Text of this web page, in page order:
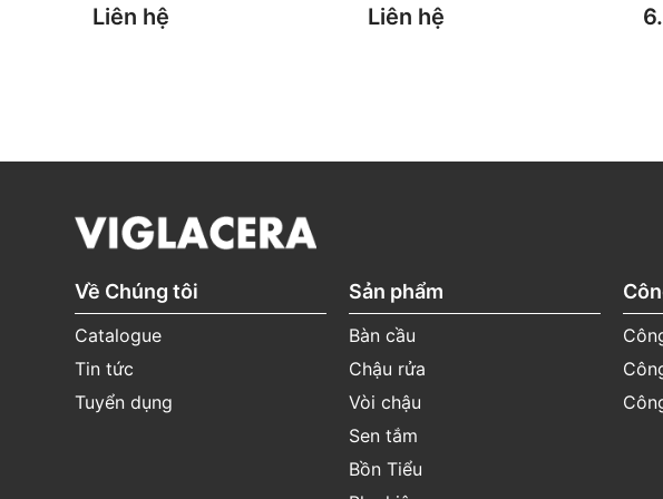
Linh kiện (Đai ốc,
*Quét mã QR trên sản phẩm để theo dõi thông tin thời gian bảo
Liên hệ Liên hệ
Về Chúng tôi
Catalogue
Tin tức
Tuyển dụng
Sản phẩm
Bàn cầu
Chậu rửa
Vòi chậu
Sen tắm
Bồn Tiểu